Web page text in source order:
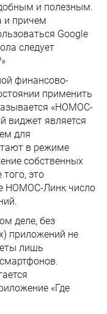
и полезным.
и причем
Google
следует
финансово-
применить
«НОМОС-
виджет является
для
в режиме
собственных
это
НОМОС-Линк число
деле, без
приложений не
лишь
«Где